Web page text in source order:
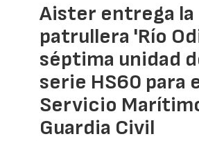
Aister entrega la
patrullera 'Río
séptima unidad
serie HS60 para
Servicio
Guardia Civil